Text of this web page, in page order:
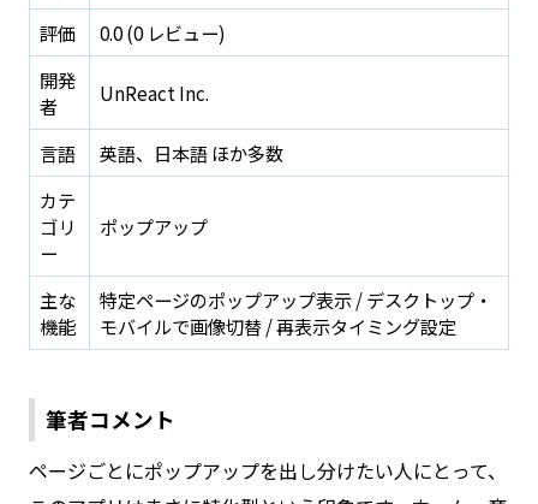
評価
0.0 (0 レビュー)
開発
者
UnReact Inc.
言語
英語、日本語 ほか多数
カテ
ゴリ
ー
ポップアップ
主な
機能
特定ページのポップアップ表示 / デスクトップ・
モバイルで画像切替 / 再表示タイミング設定
筆者コメント
ページごとにポップアップを出し分けたい人にとって、